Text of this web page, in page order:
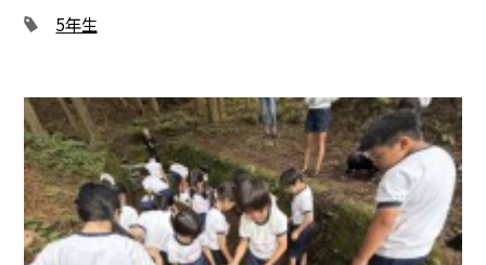
5年生